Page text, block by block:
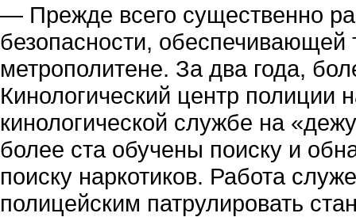
— Прежде всего существенно
безопасности,
метрополитене. За два года,
Кинологический центр полиции
кинологической службе на
более ста обучены поиску и
поиску наркотиков. Работа
полицейским патрулировать